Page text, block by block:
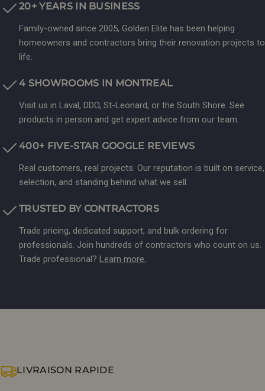
20+ YEARS IN BUSINESS
Family-owned since 2005, Golden Elite has been helping
homeowners and contractors bring their renovation projects to
life.
4 SHOWROOMS IN MONTREAL
Visit us in Laval, DDO, St-Leonard, or the South Shore. See
products in person and get expert advice from our team.
400+ FIVE-STAR GOOGLE REVIEWS
Real customers, real projects. Our reputation is built on service,
selection, and standing behind what we sell.
TRUSTED BY CONTRACTORS
Trade pricing, dedicated support, and bulk ordering for
professionals. Join hundreds of contractors who count on us.
Trade professional? Learn more.
LIVRAISON RAPIDE